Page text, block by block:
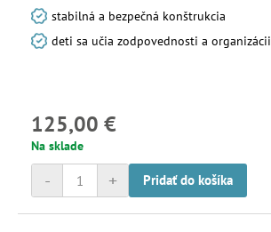
stabilná a bezpečná konštrukcia
deti sa učia zodpovednosti a organizácii
125,00 €
Na sklade
+
- Pridať do košíka